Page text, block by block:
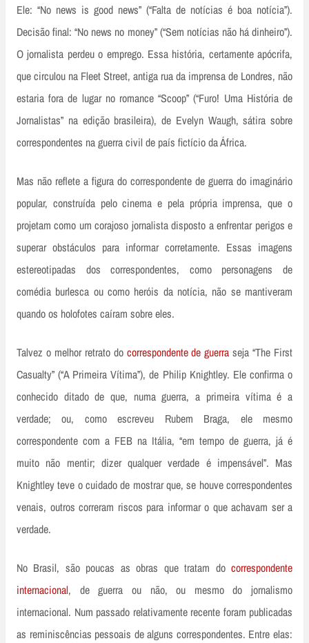
Ele: “No news is good news” (“Falta de notícias é boa notícia”).
Decisão final: “No news no money” (“Sem notícias não há dinheiro”).
O jornalista perdeu o emprego. Essa história, certamente apócrifa,
que circulou na Fleet Street, antiga rua da imprensa de Londres, não
estaria fora de lugar no romance “Scoop” (“Furo! Uma História de
Jornalistas” na edição brasileira), de Evelyn Waugh, sátira sobre
correspondentes na guerra civil de país fictício da África.
Mas não reflete a figura do correspondente de guerra do imaginário
popular, construída pelo cinema e pela própria imprensa, que o
projetam como um corajoso jornalista disposto a enfrentar perigos e
superar obstáculos para informar corretamente. Essas imagens
estereotipadas dos correspondentes, como personagens de
comédia burlesca ou como heróis da notícia, não se mantiveram
quando os holofotes caíram sobre eles.
Talvez o melhor retrato do correspondente de guerra seja “The First
Casualty” (“A Primeira Vítima”), de Philip Knightley. Ele confirma o
conhecido ditado de que, numa guerra, a primeira vítima é a
verdade; ou, como escreveu Rubem Braga, ele mesmo
correspondente com a FEB na Itália, “em tempo de guerra, já é
muito não mentir; dizer qualquer verdade é impensável”. Mas
Knightley teve o cuidado de mostrar que, se houve correspondentes
venais, outros correram riscos para informar o que achavam ser a
verdade.
No Brasil, são poucas as obras que tratam do correspondente
internacional, de guerra ou não, ou mesmo do jornalismo
internacional. Num passado relativamente recente foram publicadas
as reminiscências pessoais de alguns correspondentes. Entre elas: